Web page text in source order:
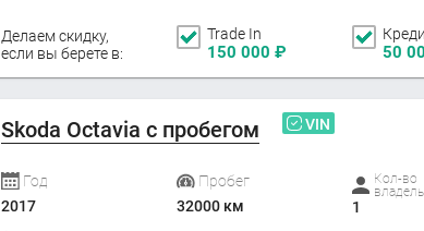
Делаем скидку,
если вы берете в:
Trade In
150 000 ₽ 50
Skoda Octavia с пробегом VIN
Год
2017
Пробег
32000 км
Кол-во
1